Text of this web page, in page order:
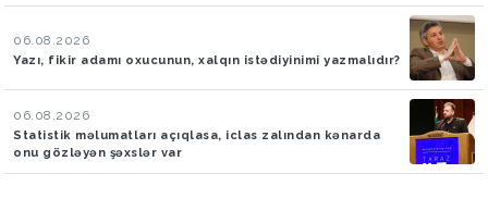
06.08.2026
Yazı, fikir adamı oxucunun, xalqın istədiyinimi yazmalıdır?
06.08.2026
Statistik məlumatları açıqlasa, iclas zalından kənarda
onu gözləyən şəxslər var